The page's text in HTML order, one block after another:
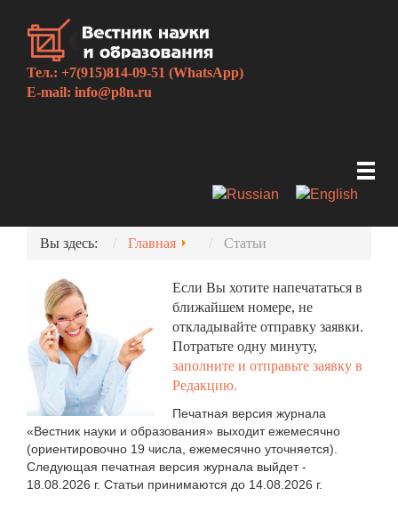
Тел.: +7(915)814-09-51 (WhatsApp)
E-mail: info@p8n.ru
Вы здесь: Главная Статьи
Если Вы хотите напечататься в
ближайшем номере, не
откладывайте отправку заявки.
Потратьте одну минуту,
заполните и отправьте заявку в
Редакцию.
Печатная версия журнала
«Вестник науки и образования» выходит ежемесячно
(ориентировочно 19 числа, ежемесячно уточняется).
Следующая печатная версия журнала выйдет -
18.08.2026 г. Статьи принимаются до 14.08.2026 г.